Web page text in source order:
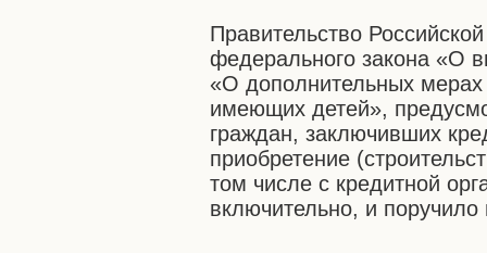
Правительство
федерального закона «О
«О дополнительных мерах
имеющих детей»,
граждан, заключивших
приобретение
том числе с кредитной
включительно, и